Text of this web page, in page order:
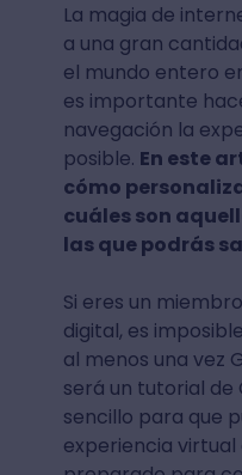
La magia de
a una gran
el mundo entero
es importante
navegación la
posible. En este
cómo
cuáles son
las que podrás
Si eres un
digital, es
al menos una vez
será un tutorial
sencillo para que
experiencia virtual